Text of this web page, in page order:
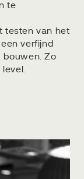
te
testen van het
verfijnd
bouwen. Zo